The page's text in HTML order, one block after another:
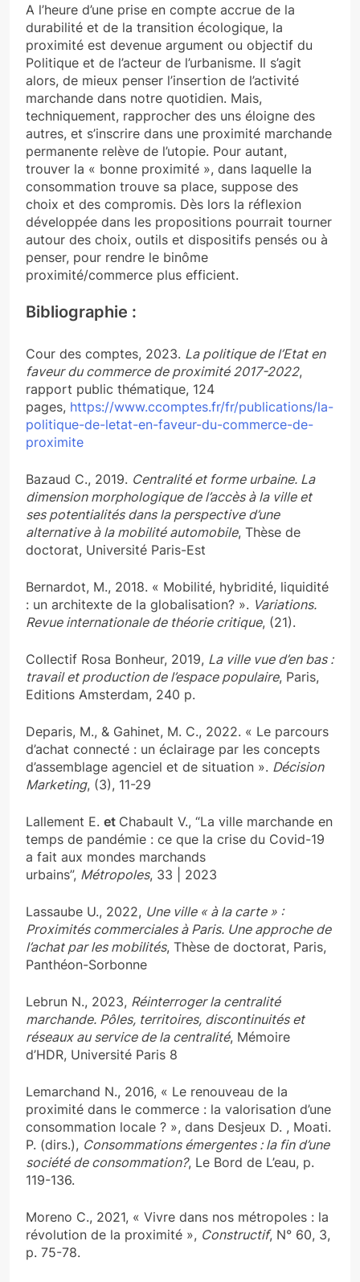
A l’heure d’une prise en compte accrue de la
durabilité et de la transition écologique, la
proximité est devenue argument ou objectif du
Politique et de l’acteur de l’urbanisme. Il s’agit
alors, de mieux penser l’insertion de l’activité
marchande dans notre quotidien. Mais,
techniquement, rapprocher des uns éloigne des
autres, et s’inscrire dans une proximité marchande
permanente relève de l’utopie. Pour autant,
trouver la « bonne proximité », dans laquelle la
consommation trouve sa place, suppose des
choix et des compromis. Dès lors la réflexion
développée dans les propositions pourrait tourner
autour des choix, outils et dispositifs pensés ou à
penser, pour rendre le binôme
proximité/commerce plus efficient.
Bibliographie :
Cour des comptes, 2023. La politique de l’Etat en
faveur du commerce de proximité 2017-2022,
rapport public thématique, 124
pages, https://www.ccomptes.fr/fr/publications/la-
politique-de-letat-en-faveur-du-commerce-de-
proximite
Bazaud C., 2019. Centralité et forme urbaine. La
dimension morphologique de l’accès à la ville et
ses potentialités dans la perspective d’une
alternative à la mobilité automobile, Thèse de
doctorat, Université Paris-Est
Bernardot, M., 2018. « Mobilité, hybridité, liquidité
: un architexte de la globalisation? ». Variations.
Revue internationale de théorie critique, (21).
Collectif Rosa Bonheur, 2019, La ville vue d’en bas :
travail et production de l’espace populaire, Paris,
Editions Amsterdam, 240 p.
Deparis, M., & Gahinet, M. C., 2022. « Le parcours
d’achat connecté : un éclairage par les concepts
d’assemblage agenciel et de situation ». Décision
Marketing, (3), 11-29
Lallement E. et Chabault V., “La ville marchande en
temps de pandémie : ce que la crise du Covid-19
a fait aux mondes marchands
urbains”, Métropoles, 33 | 2023
Lassaube U., 2022, Une ville « à la carte » :
Proximités commerciales à Paris. Une approche de
l’achat par les mobilités, Thèse de doctorat, Paris,
Panthéon-Sorbonne
Lebrun N., 2023, Réinterroger la centralité
marchande. Pôles, territoires, discontinuités et
réseaux au service de la centralité, Mémoire
d’HDR, Université Paris 8
Lemarchand N., 2016, « Le renouveau de la
proximité dans le commerce : la valorisation d’une
consommation locale ? », dans Desjeux D. , Moati.
P. (dirs.), Consommations émergentes : la fin d’une
société de consommation?, Le Bord de L’eau, p.
119-136.
Moreno C., 2021, « Vivre dans nos métropoles : la
révolution de la proximité », Constructif, N° 60, 3,
p. 75-78.